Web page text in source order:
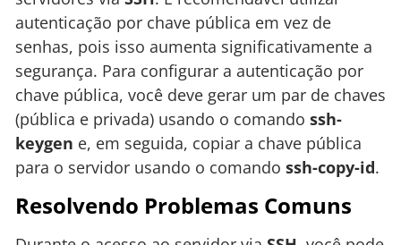
autenticação por chave pública em vez de
senhas, pois isso aumenta significativamente a
segurança. Para configurar a autenticação por
chave pública, você deve gerar um par de chaves
(pública e privada) usando o comando ssh-
keygen e, em seguida, copiar a chave pública
para o servidor usando o comando ssh-copy-id.
Resolvendo Problemas Comuns